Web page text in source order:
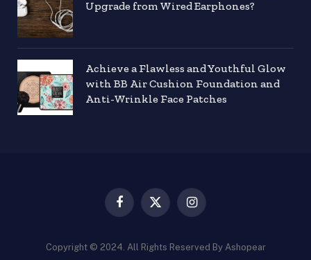
Upgrade from Wired Earphones?
Achieve a Flawless and Youthful Glow
with BB Air Cushion Foundation and
Anti-Wrinkle Face Patches
Facebook
X
Instagram
Copyright © 2024. All Rights Reserved By Ashopear